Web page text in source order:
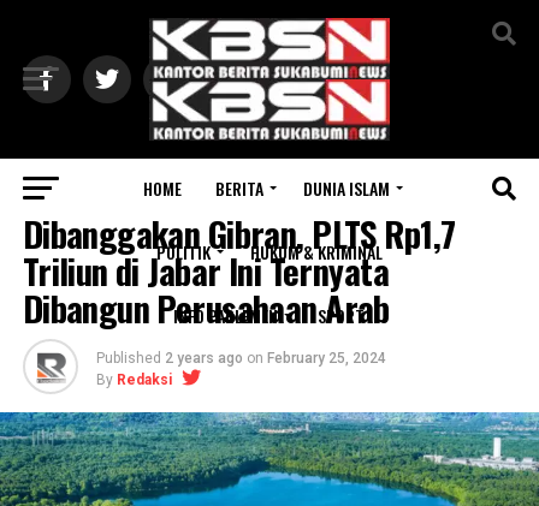
HOME BERITA DUNIA ISLAM
POLITIK HUKUM & KRIMINAL
INFO PARLEMEN SPORT
BERITA
Dibanggakan Gibran, PLTS Rp1,7
Triliun di Jabar Ini Ternyata
Dibangun Perusahaan Arab
Published 2 years ago on February 25, 2024
By Redaksi
Exit mobile version